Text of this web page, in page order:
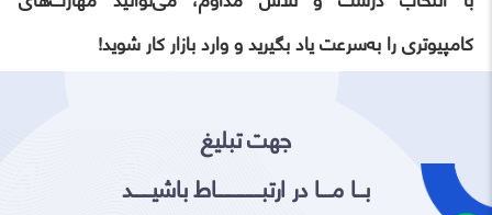
کامپیوتری را به‌سرعت یاد بگیرید و وارد بازار کار شوید!
جهت تبلیغ
بـــا مــــا در ارتبـــــــــــــــاط باشیــــــد